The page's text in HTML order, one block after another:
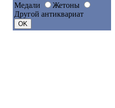
Медали
Жетоны
Другой антиквариат